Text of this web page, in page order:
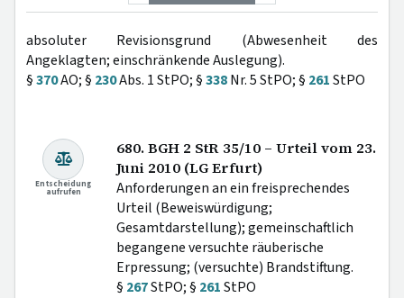
absoluter Revisionsgrund (Abwesenheit des
Angeklagten; einschränkende Auslegung).
§370AO; § 230Abs. 1 StPO; §338Nr. 5 StPO; § 261StPO
Entscheidung
aufrufen
680. BGH 2 StR 35/10 – Urteil vom 23.
Juni 2010 (LG Erfurt)
Anforderungen an ein freisprechendes
Urteil (Beweiswürdigung;
Gesamtdarstellung); gemeinschaftlich
begangene versuchte räuberische
Erpressung; (versuchte) Brandstiftung.
§ 267StPO; § 261StPO